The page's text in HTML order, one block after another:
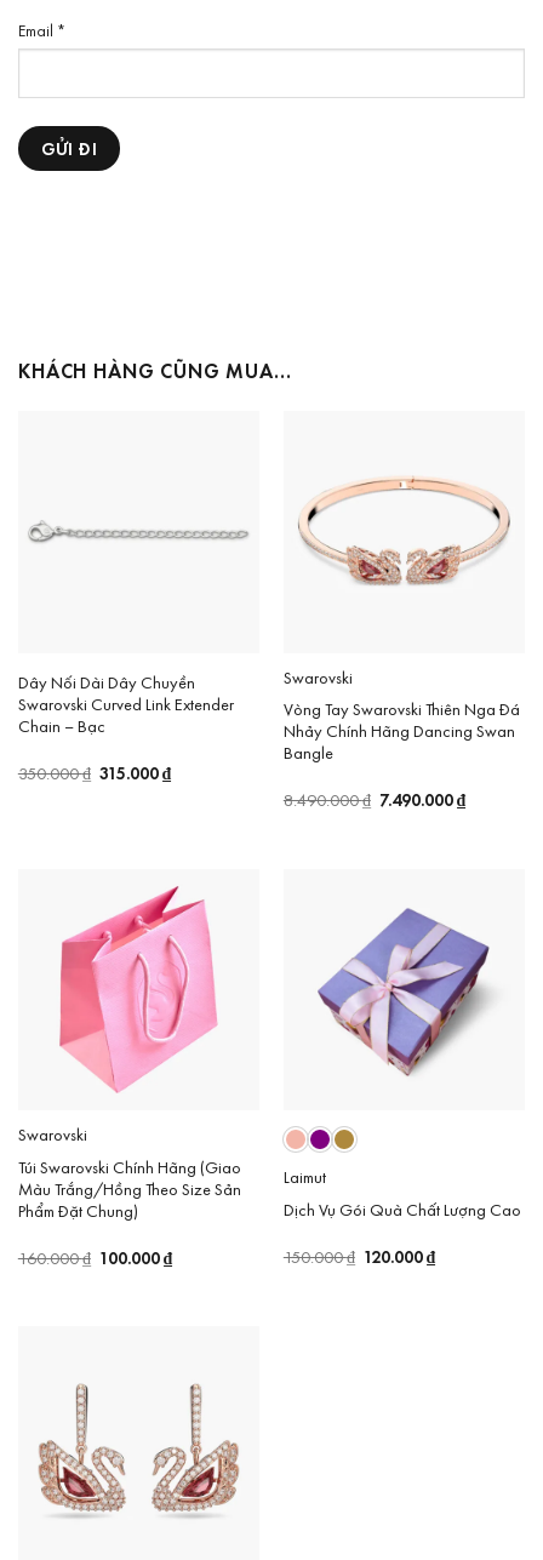
Email *
KHÁCH HÀNG CŨNG MUA…
Dây Nối Dài Dây Chuyền
Swarovski Curved Link Extender
Chain – Bạc
350.000₫ Giá
315.000₫
Swarovski
Vòng Tay Swarovski Thiên Nga Đá
Nhảy Chính Hãng Dancing Swan
Bangle
8.490.000₫ Giá
7.490.000₫
Swarovski
Túi Swarovski Chính Hãng (Giao
Màu Trắng/Hồng Theo Size Sản
Phẩm Đặt Chung)
160.000₫ Giá
100.000₫
Laimut
Dịch Vụ Gói Quà Chất Lượng Cao
150.000₫ Giá
120.000₫